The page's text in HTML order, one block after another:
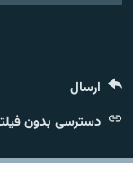
ارسال
دسترسی بدون